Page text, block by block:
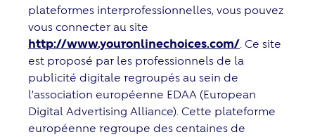
plateformes interprofessionnelles, vous pouvez
vous connecter au site
http://www.youronlinechoices.com/ . Ce site
est proposé par les professionnels de la
publicité digitale regroupés au sein de
l’association européenne EDAA (European
Digital Advertising Alliance). Cette plateforme
européenne regroupe des centaines de